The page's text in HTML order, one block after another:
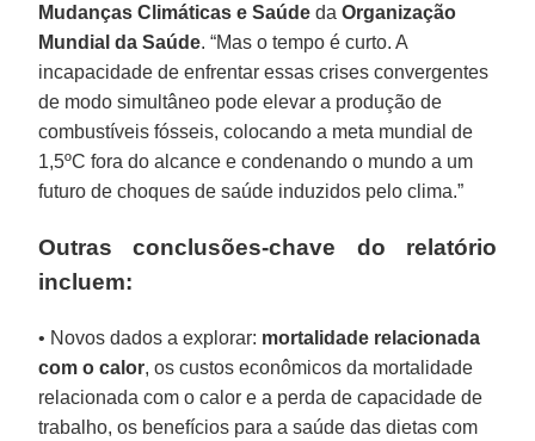
Mudanças Climáticas e Saúde da Organização
Mundial da Saúde. “Mas o tempo é curto. A
incapacidade de enfrentar essas crises convergentes
de modo simultâneo pode elevar a produção de
combustíveis fósseis, colocando a meta mundial de
1,5ºC fora do alcance e condenando o mundo a um
futuro de choques de saúde induzidos pelo clima.”
Outras conclusões-chave do relatório
incluem:
• Novos dados a explorar: mortalidade relacionada
com o calor, os custos econômicos da mortalidade
relacionada com o calor e a perda de capacidade de
trabalho, os benefícios para a saúde das dietas com